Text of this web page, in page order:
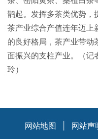
鹊起。发挥多茶类优势，
茶产业综合产值连年迈上
的良好格局，茶产业带动
面振兴的支柱产业。（
玲）
网站地图 网站声